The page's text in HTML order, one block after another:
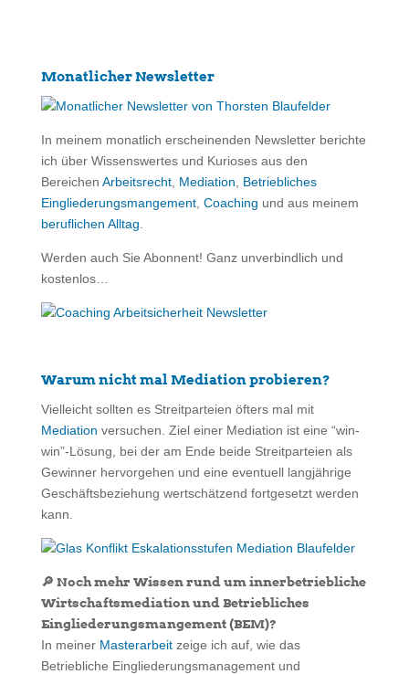
Monatlicher Newsletter
In meinem monatlich erscheinenden Newsletter berichte
ich über Wissenswertes und Kurioses aus den
Bereichen Arbeitsrecht, Mediation
Betriebliches
Eingliederungsmangement, Coaching und aus meinem
beruflichen Alltag
Werden auch Sie Abonnent! Ganz unverbindlich und
kostenlos…
Warum nicht mal Mediation probieren?
Vielleicht sollten es Streitparteien öfters mal mit
Mediation versuchen. Ziel einer Mediation ist eine “win-
win”-Lösung, bei der am Ende beide Streitparteien als
Gewinner hervorgehen und eine eventuell langjährige
Geschäftsbeziehung wertschätzend fortgesetzt werden
kann.
🔎 Noch mehr Wissen rund um innerbetriebliche
Wirtschaftsmediation und Betriebliches
Eingliederungsmangement (BEM)?
In meiner Masterarbeitzeige ich auf, wie das
Betriebliche Eingliederungsmanagement und